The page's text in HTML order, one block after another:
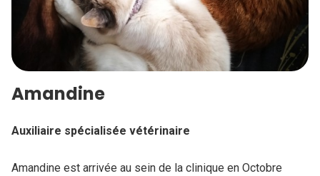
Amandine
Auxiliaire spécialisée vétérinaire
Amandine est arrivée au sein de la clinique en Octobre